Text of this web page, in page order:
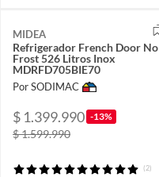
MIDEA
Refrigerador French Door No
Frost 526 Litros Inox
MDRFD705BIE70
Por SODIMAC
$ 1.399.990 -13%
$ 1.599.990
(2)